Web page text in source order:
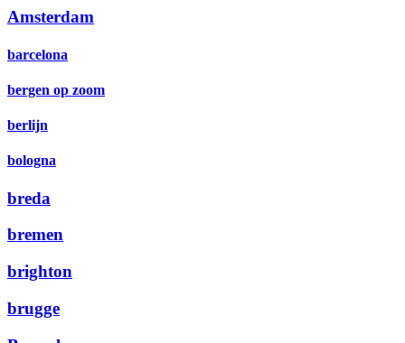
Amsterdam
barcelona
bergen op zoom
berlijn
bologna
breda
bremen
brighton
brugge